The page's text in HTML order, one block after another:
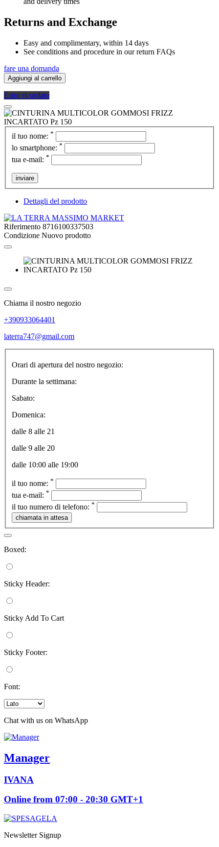
Returns and Exchange
Easy and complimentary, within 14 days
See conditions and procedure in our return FAQs
fare una domanda
Aggiungi al carrello
Estro ricordato
il tuo nome: *
lo smartphone: *
tua e-mail: *
inviare
Dettagli del prodotto
Riferimento 8716100337503
Condizione Nuovo prodotto
Chiama il nostro negozio
+390933064401
laterra747@gmail.com
Orari di apertura del nostro negozio:
Durante la settimana:
Sabato:
Domenica:
dalle 8 alle 21
dalle 9 alle 20
dalle 10:00 alle 19:00
il tuo nome: *
tua e-mail: *
il tuo numero di telefono: *
Boxed:
Sticky Header:
Sticky Add To Cart
Sticky Footer:
Font:
Chat with us on WhatsApp
Manager
IVANA
Online from 07:00 - 20:30 GMT+1
Newsletter Signup